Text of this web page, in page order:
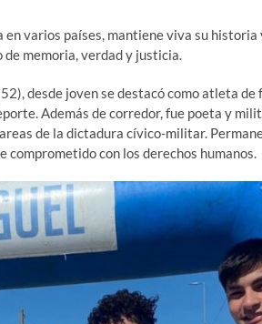
varios países, mantiene viva su historia
de memoria, verdad y justicia.
desde joven se destacó como atleta
Además de corredor, fue poeta y
de la dictadura cívico-militar.
con los derechos humanos.